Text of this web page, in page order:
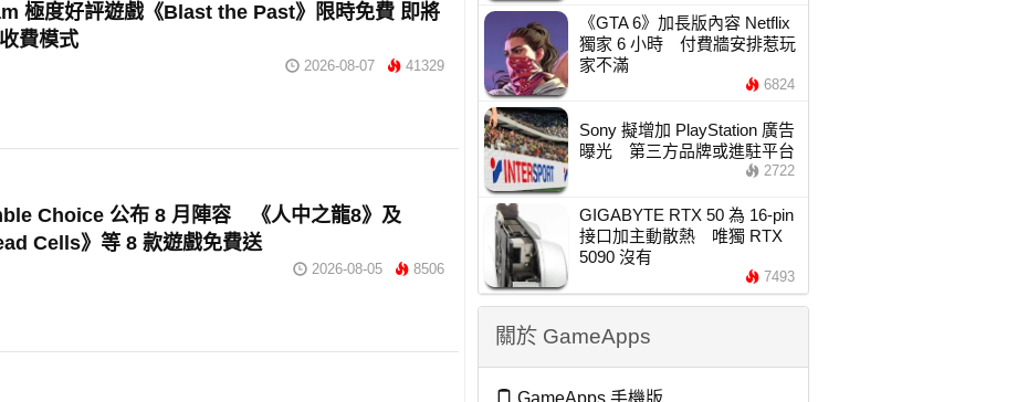
極度好評遊戲《Blast the Past》限時免費 即將
費模式
2026-08-07 41329
Choice 公布 8 月陣容 《人中之龍8》及
Cells》等 8 款遊戲免費送
2026-08-05 8506
《GTA 6》加長版內容 Netflix
獨家 6 小時 付費牆安排惹玩
家不滿
6824
Sony 擬增加 PlayStation 廣告
曝光 第三方品牌或進駐平台
2722
GIGABYTE RTX 50 為 16-pin
接口加主動散熱 唯獨 RTX
5090 沒有
7493
關於 GameApps
GameApps 手機版